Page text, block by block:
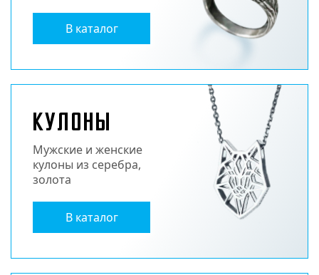
В каталог
Кулоны
Мужские и женские
кулоны из серебра,
золота
В каталог